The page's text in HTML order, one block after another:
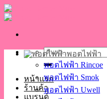
Skip
to
ค้นหา:
หน้าแรก
ร้านค้า
แบรนด์
พอตไฟฟ้า
พอตไฟฟ้า Rincoe
พอตไฟฟ้า Smok
พอตไฟฟ้า Uwell